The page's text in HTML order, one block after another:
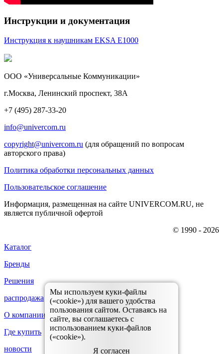
Инструкции и документация
Инструкция к наушникам EKSA E1000
ООО «Универсальные Коммуникации»
г.Москва, Ленинский проспект, 38А
+7 (495) 287-33-20
info@univercom.ru
copyright@univercom.ru (для обращений по вопросам
авторского права)
Политика обработки персональных данных
Пользовательское соглашение
Информация, размещенная на сайте UNIVERCOM.RU, не
является публичной офертой
© 1990 - 2026
Каталог
Бренды
Решения
распродажа
О компании
Где купить
новости
Мы используем куки-файлы
(«cookie») для вашего удобства
пользования сайтом. Оставаясь на
сайте, вы соглашаетесь с
использованием куки-файлов
(«cookie»).
Я согласен